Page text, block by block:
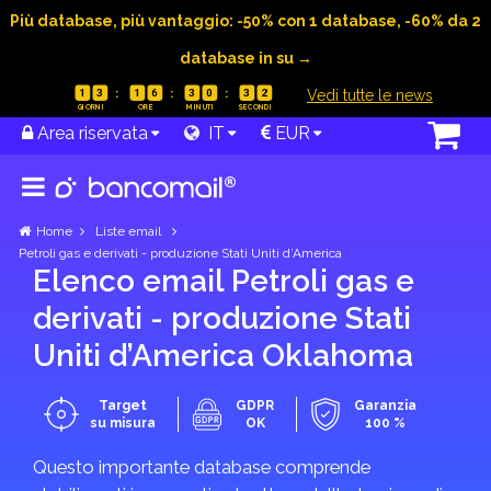
Più database, più vantaggio: -50% con 1 database, -60% da 2
database in su →
1 3 1 6 3 0 3 2 Vedi tutte le news
Area riservata IT EUR
Home
Liste email
Petroli gas e derivati - produzione Stati Uniti d’America
Elenco email Petroli gas e
derivati - produzione Stati
Uniti d’America Oklahoma
Target
su misura
GDPR
OK
Garanzia
100 %
Questo importante database comprende